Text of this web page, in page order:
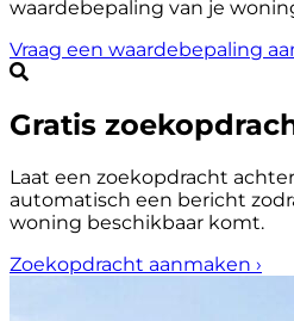
waardebepaling van je
Vraag een waardebepaling
Gratis
Laat een zoekopdracht
automatisch een bericht
woning beschikbaar komt.
Zoekopdracht aanmaken ›